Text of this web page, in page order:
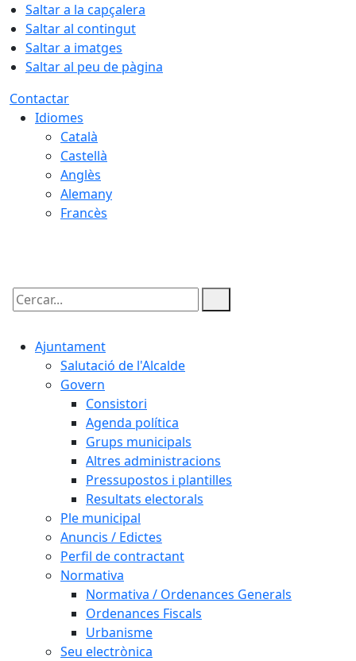
Saltar a la capçalera
Saltar al contingut
Saltar a imatges
Saltar al peu de pàgina
Contactar
Idiomes
Català
Castellà
Anglès
Alemany
Francès
Cercar:
Ajuntament
Salutació de l'Alcalde
Govern
Consistori
Agenda política
Grups municipals
Altres administracions
Pressupostos i plantilles
Resultats electorals
Ple municipal
Anuncis / Edictes
Perfil de contractant
Normativa
Normativa / Ordenances Generals
Ordenances Fiscals
Urbanisme
Seu electrònica